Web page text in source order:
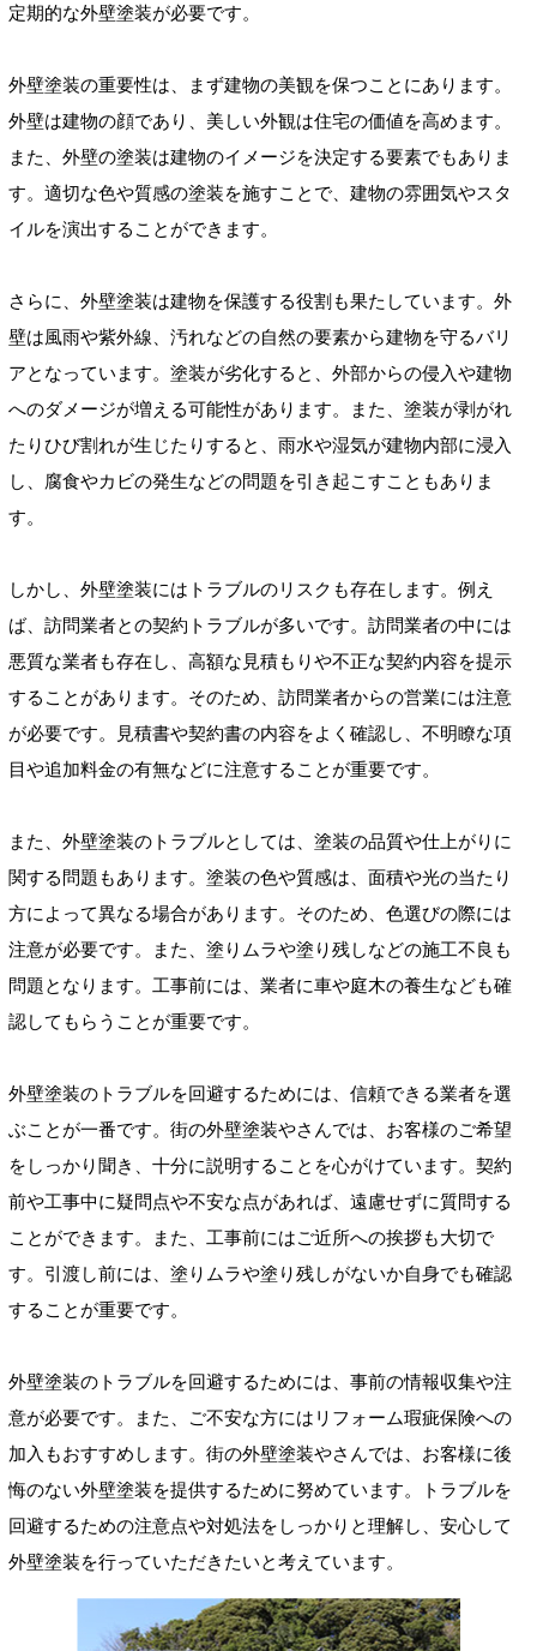
定期的な外壁塗装が必要です。
外壁塗装の重要性は、まず建物の美観を保つことにあります。
外壁は建物の顔であり、美しい外観は住宅の価値を高めます。
また、外壁の塗装は建物のイメージを決定する要素でもありま
す。適切な色や質感の塗装を施すことで、建物の雰囲気やスタ
イルを演出することができます。
さらに、外壁塗装は建物を保護する役割も果たしています。外
壁は風雨や紫外線、汚れなどの自然の要素から建物を守るバリ
アとなっています。塗装が劣化すると、外部からの侵入や建物
へのダメージが増える可能性があります。また、塗装が剥がれ
たりひび割れが生じたりすると、雨水や湿気が建物内部に浸入
し、腐食やカビの発生などの問題を引き起こすこともありま
す。
しかし、外壁塗装にはトラブルのリスクも存在します。例え
ば、訪問業者との契約トラブルが多いです。訪問業者の中には
悪質な業者も存在し、高額な見積もりや不正な契約内容を提示
することがあります。そのため、訪問業者からの営業には注意
が必要です。見積書や契約書の内容をよく確認し、不明瞭な項
目や追加料金の有無などに注意することが重要です。
また、外壁塗装のトラブルとしては、塗装の品質や仕上がりに
関する問題もあります。塗装の色や質感は、面積や光の当たり
方によって異なる場合があります。そのため、色選びの際には
注意が必要です。また、塗りムラや塗り残しなどの施工不良も
問題となります。工事前には、業者に車や庭木の養生なども確
認してもらうことが重要です。
外壁塗装のトラブルを回避するためには、信頼できる業者を選
ぶことが一番です。街の外壁塗装やさんでは、お客様のご希望
をしっかり聞き、十分に説明することを心がけています。契約
前や工事中に疑問点や不安な点があれば、遠慮せずに質問する
ことができます。また、工事前にはご近所への挨拶も大切で
す。引渡し前には、塗りムラや塗り残しがないか自身でも確認
することが重要です。
外壁塗装のトラブルを回避するためには、事前の情報収集や注
意が必要です。また、ご不安な方にはリフォーム瑕疵保険への
加入もおすすめします。街の外壁塗装やさんでは、お客様に後
悔のない外壁塗装を提供するために努めています。トラブルを
回避するための注意点や対処法をしっかりと理解し、安心して
外壁塗装を行っていただきたいと考えています。